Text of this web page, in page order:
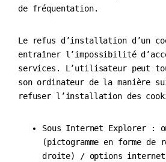
de fréquentation.
Le refus d’installation d’un
entraîner l’impossibilité
services. L’utilisateur peut
son ordinateur de la manière
refuser l’installation des
Sous Internet Explorer :
(pictogramme en forme de
droite) / options